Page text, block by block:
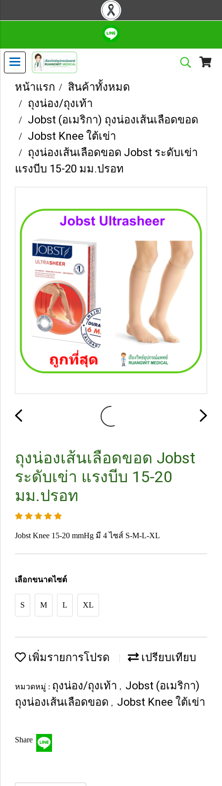
หน้าแรก
สินค้าทั้งหมด
ถุงน่อง/ถุงเท้า
Jobst (อเมริกา) ถุงน่องเส้นเลือดขอด
Jobst Knee ใต้เข่า
ถุงน่องเส้นเลือดขอด Jobst ระดับเข่า
แรงบีบ 15-20 มม.ปรอท
ถุงน่องเส้นเลือดขอด Jobst
ระดับเข่า แรงบีบ 15-20
มม.ปรอท
Jobst Knee 15-20 mmHg มี 4 ไซส์ S-M-L-XL
เลือกขนาดไซต์
S M L XL
เพิ่มรายการโปรด เปรียบเทียบ
หมวดหมู่ : ถุงน่อง/ถุงเท้า , Jobst (อเมริกา)
ถุงน่องเส้นเลือดขอด , Jobst Knee ใต้เข่า
Share